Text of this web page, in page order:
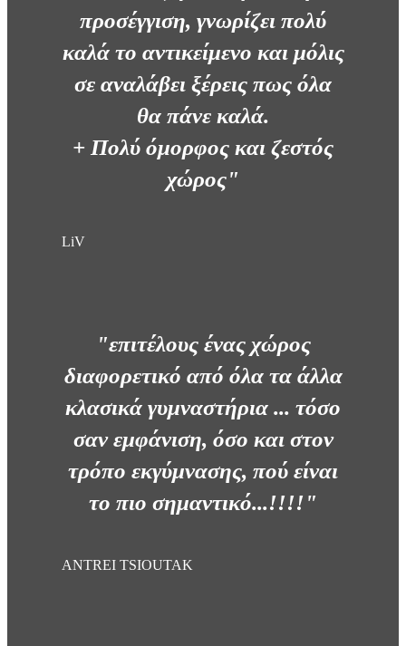
προσέγγιση, γνωρίζει πολύ
καλά το αντικείμενο και μόλις
σε αναλάβει ξέρεις πως όλα
θα πάνε καλά.
+ Πολύ όμορφος και ζεστός
χώρος"
LiV
"επιτέλους ένας χώρος
διαφορετικό από όλα τα άλλα
κλασικά γυμναστήρια ... τόσο
σαν εμφάνιση, όσο και στον
τρόπο εκγύμνασης, πού είναι
το πιο σημαντικό...!!!!"
ANTREI TSIOUTAK